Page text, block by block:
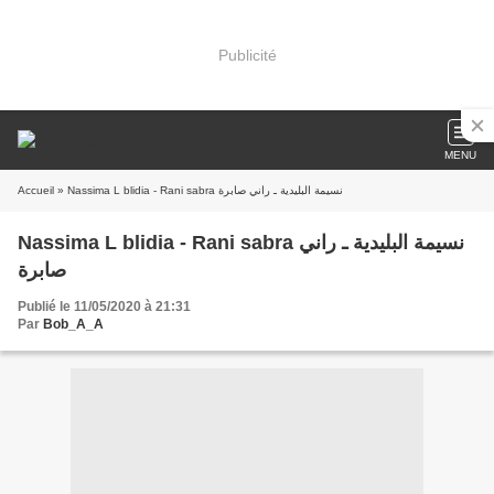
Publicité
MENU
Accueil » Nassima L blidia - Rani sabra نسيمة البليدية ـ راني صابرة
Nassima L blidia - Rani sabra نسيمة البليدية ـ راني
صابرة
Publié le 11/05/2020 à 21:31
Par Bob_A_A